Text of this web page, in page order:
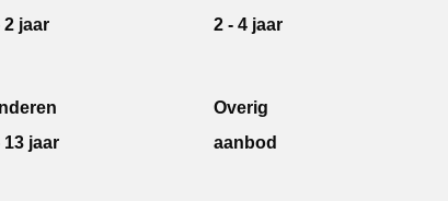
2 jaar
2 - 4 jaar
13 jaar
Overig
aanbod